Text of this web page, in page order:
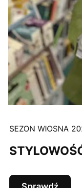
SEZON WIOSNA